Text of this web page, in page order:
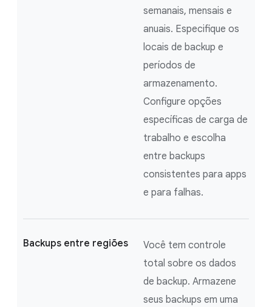
semanais, mensais e
anuais. Especifique os
locais de backup e
períodos de
armazenamento.
Configure opções
específicas de carga de
trabalho e escolha
entre backups
consistentes para apps
e para falhas.
Backups entre regiões
Você tem controle
total sobre os dados
de backup. Armazene
seus backups em uma